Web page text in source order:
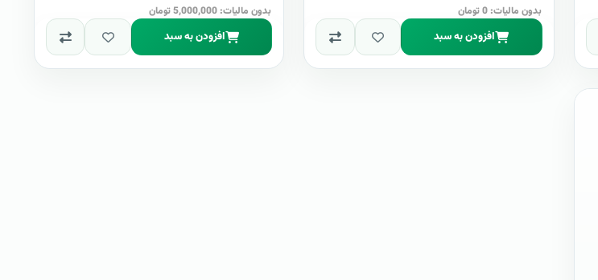
بدون مالیات: 0 تومان
افزودن به سبد
بدون مالیات: 5,000,000 تومان
افزودن به سبد